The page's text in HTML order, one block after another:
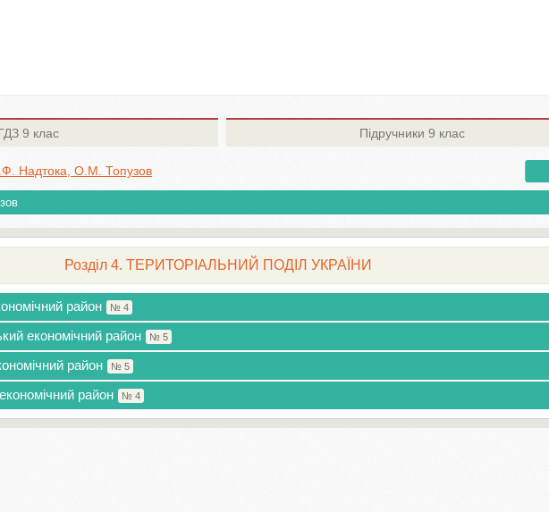
9 клас Підручники 9 клас
Надтока, О.М. Топузов
Розділ 4. ТЕРИТОРІАЛЬНИЙ ПОДІЛ УКРАЇНИ
район № 4
економічний район № 5
район № 5
район № 4